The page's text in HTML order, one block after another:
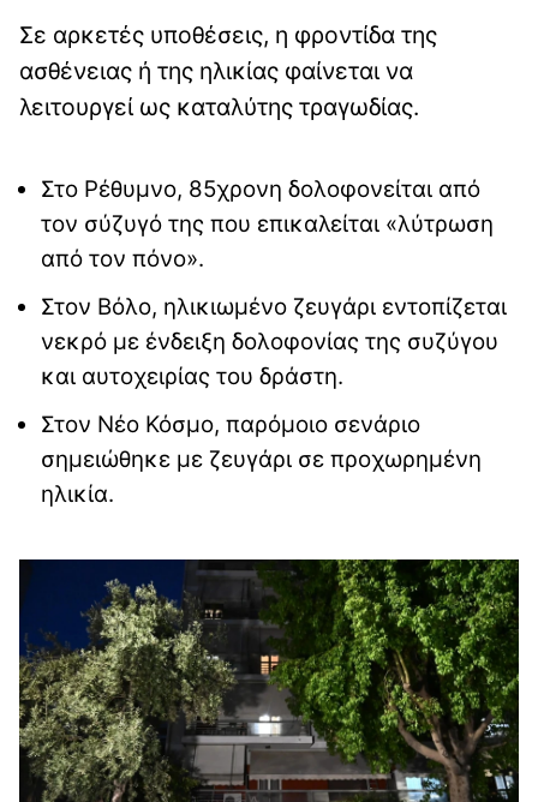
Σε αρκετές υποθέσεις, η φροντίδα της
ασθένειας ή της ηλικίας φαίνεται να
λειτουργεί ως καταλύτης τραγωδίας.
Στο Ρέθυμνο, 85χρονη δολοφονείται από
τον σύζυγό της που επικαλείται «λύτρωση
από τον πόνο».
Στον Βόλο, ηλικιωμένο ζευγάρι εντοπίζεται
νεκρό με ένδειξη δολοφονίας της συζύγου
και αυτοχειρίας του δράστη.
Στον Νέο Κόσμο, παρόμοιο σενάριο
σημειώθηκε με ζευγάρι σε προχωρημένη
ηλικία.